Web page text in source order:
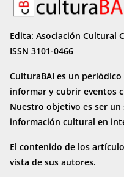
Edita: Asociación Cultural
ISSN 3101-0466
CulturaBAI es un
informar y cubrir eventos
Nuestro objetivo es ser
información cultural en
El contenido de los
vista de sus autores.